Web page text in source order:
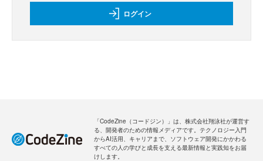
ログイン
「CodeZine（コードジン）」は、株式会社翔泳社が運営す
る、開発者のための情報メディアです。テクノロジー入門
からAI活用、キャリアまで、ソフトウェア開発にかかわる
すべての人の学びと成長を支える最新情報と実践知をお届
けします。